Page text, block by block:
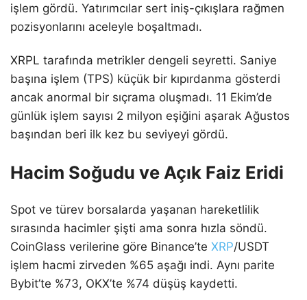
işlem gördü. Yatırımcılar sert iniş-çıkışlara rağmen
pozisyonlarını aceleyle boşaltmadı.
XRPL tarafında metrikler dengeli seyretti. Saniye
başına işlem (TPS) küçük bir kıpırdanma gösterdi
ancak anormal bir sıçrama oluşmadı. 11 Ekim’de
günlük işlem sayısı 2 milyon eşiğini aşarak Ağustos
başından beri ilk kez bu seviyeyi gördü.
Hacim Soğudu ve Açık Faiz Eridi
Spot ve türev borsalarda yaşanan hareketlilik
sırasında hacimler şişti ama sonra hızla söndü.
CoinGlass verilerine göre Binance’te XRP/USDT
işlem hacmi zirveden %65 aşağı indi. Aynı parite
Bybit’te %73, OKX’te %74 düşüş kaydetti.